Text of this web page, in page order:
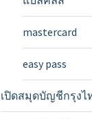
mastercard
easy pass
เปิดสมุดบัญชีกรุงไ